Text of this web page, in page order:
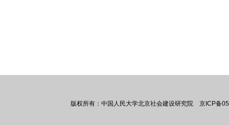
版权所有：中国人民大学北京社会建设研究院 京ICP备